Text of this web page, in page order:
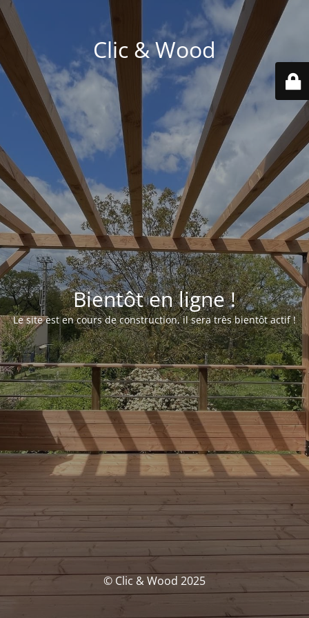
Clic & Wood
Bientôt en ligne !
Le site est en cours de construction, il sera très bientôt actif !
© Clic & Wood 2025